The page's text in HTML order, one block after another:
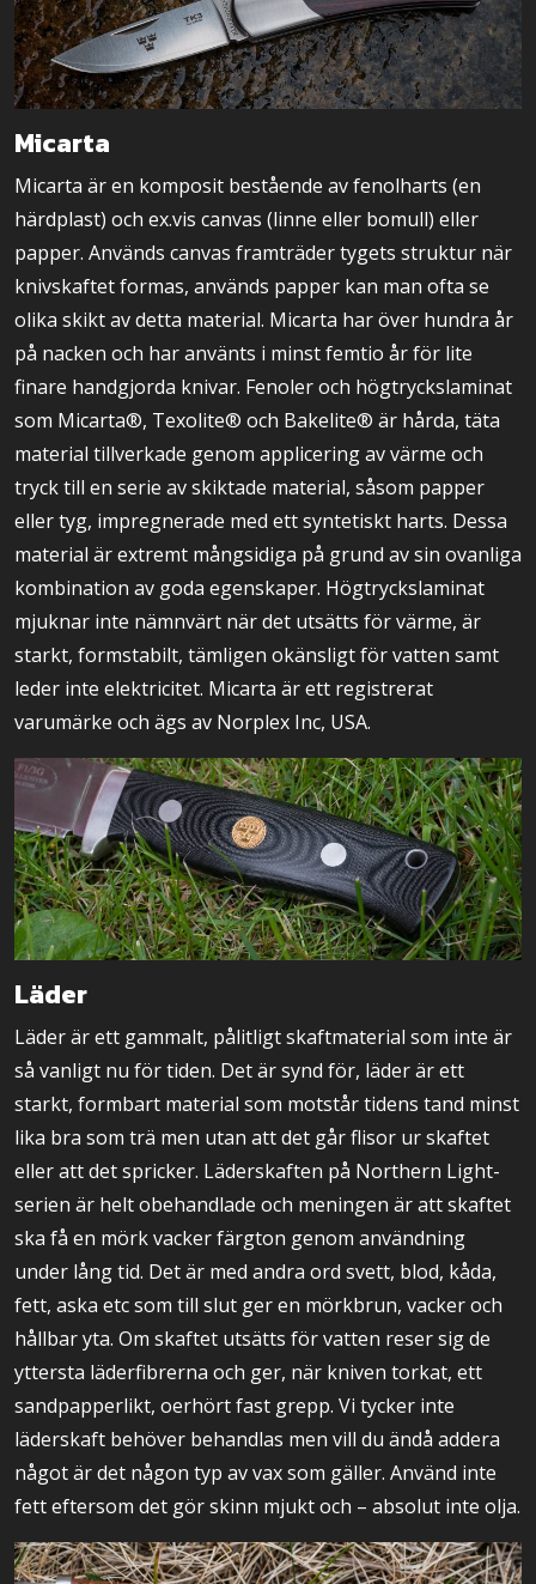
Micarta
Micarta är en komposit bestående av fenolharts (en
härdplast) och ex.vis canvas (linne eller bomull) eller
papper. Används canvas framträder tygets struktur när
knivskaftet formas, används papper kan man ofta se
olika skikt av detta material. Micarta har över hundra år
på nacken och har använts i minst femtio år för lite
finare handgjorda knivar. Fenoler och högtryckslaminat
som Micarta®, Texolite® och Bakelite® är hårda, täta
material tillverkade genom applicering av värme och
tryck till en serie av skiktade material, såsom papper
eller tyg, impregnerade med ett syntetiskt harts. Dessa
material är extremt mångsidiga på grund av sin ovanliga
kombination av goda egenskaper. Högtryckslaminat
mjuknar inte nämnvärt när det utsätts för värme, är
starkt, formstabilt, tämligen okänsligt för vatten samt
leder inte elektricitet. Micarta är ett registrerat
varumärke och ägs av Norplex Inc, USA.
Läder
Läder är ett gammalt, pålitligt skaftmaterial som inte är
så vanligt nu för tiden. Det är synd för, läder är ett
starkt, formbart material som motstår tidens tand minst
lika bra som trä men utan att det går flisor ur skaftet
eller att det spricker. Läderskaften på Northern Light-
serien är helt obehandlade och meningen är att skaftet
ska få en mörk vacker färgton genom användning
under lång tid. Det är med andra ord svett, blod, kåda,
fett, aska etc som till slut ger en mörkbrun, vacker och
hållbar yta. Om skaftet utsätts för vatten reser sig de
yttersta läderfibrerna och ger, när kniven torkat, ett
sandpapperlikt, oerhört fast grepp. Vi tycker inte
läderskaft behöver behandlas men vill du ändå addera
något är det någon typ av vax som gäller. Använd inte
fett eftersom det gör skinn mjukt och – absolut inte olja.